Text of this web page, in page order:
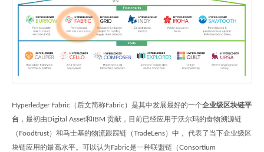
Hyperledger Fabric（后文简称Fabric）是其中发展最好的一个企业级区块链平
台 ，最初由Digital Asset和IBM 贡献，目前已经应用于沃尔玛的食物溯源链
（Foodtrust）和马士基的物流跟踪链（TradeLens）中， 代表了当下企业级区
块链应用的最高水平。可以认为Fabric是一种联盟链（Consortium